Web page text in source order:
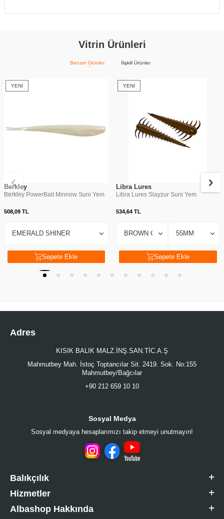
Vitrin Ürünleri
Benzer Ürünler İlişkili Ürünler
YENI
Berkley
Berkley PowerBait Minnow Suni Yem
508,09 TL
Sepete Ekle
YENI
Libra Lures
Libra Lures Slayzur Suni Yem
534,64TL
Sepete Ekle
Adres
KISIK BALIK MALZ.İNŞ.SAN.TİC.A.Ş
Mahmutbey Mah. İstoç Toptancılar Sit. 2419. Sok. No:155
Mahmutbey/Bağcılar
+90 212 659 10 10
Sosyal Medya
Sosyal medyaya hesaplarımızı takip etmeyi unutmayın!
Balıkçılık
Hizmetler
Albashop Hakkında